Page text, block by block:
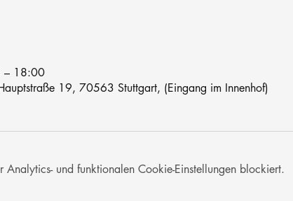
– 18:00
19, 70563 Stuttgart, (Eingang im Innenhof)
und funktionalen Cookie-Einstellungen blockiert.